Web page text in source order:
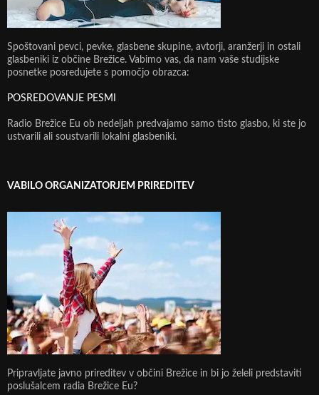
Spoštovani pevci, pevke, glasbene skupine, avtorji, aranžerji in ostali
glasbeniki iz občine Brežice. Vabimo vas, da nam vaše studijske
posnetke posredujete s pomočjo obrazca:
POSREDOVANJE PESMI
Radio Brežice Eu ob nedeljah predvajamo samo tisto glasbo, ki ste jo
ustvarili ali soustvarili lokalni glasbeniki.
VABILO ORGANIZATORJEM PRIREDITEV
Pripravljate javno prireditev v občini Brežice in bi jo želeli predstaviti
poslušalcem radia Brežice Eu?